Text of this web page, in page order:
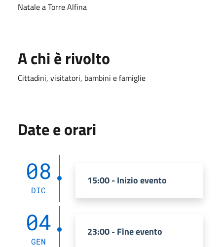
Natale a Torre Alfina
A chi è rivolto
Cittadini, visitatori, bambini e famiglie
Date e orari
08
DIC
15:00 - Inizio evento
04
GEN
23:00 - Fine evento